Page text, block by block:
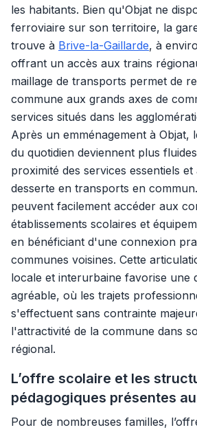
les habitants. Bien qu'Objat ne
ferroviaire sur son territoire, la
trouve à Brive-la-Gaillarde, à
offrant un accès aux trains
maillage de transports permet de
commune aux grands axes de
services situés dans les
Après un emménagement à Objat,
du quotidien deviennent plus
proximité des services essentiels
desserte en transports en
peuvent facilement accéder aux
établissements scolaires et
en bénéficiant d'une connexion
communes voisines. Cette
locale et interurbaine favorise une
agréable, où les trajets
s'effectuent sans contrainte
l'attractivité de la commune dans
régional.
L’offre scolaire et les
pédagogiques présentes
Pour de nombreuses familles,